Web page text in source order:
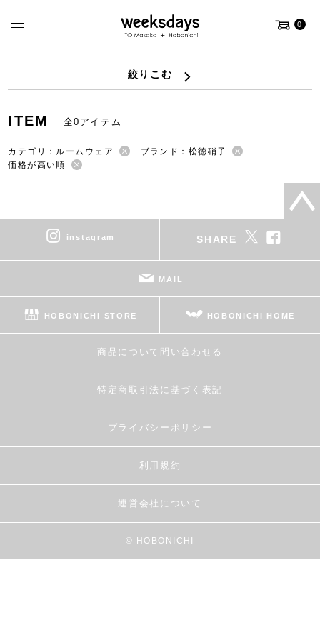
0
絞りこむ
ITEM 全0アイテム
カテゴリ：ルームウェア
ブランド：松徳硝子
価格が高い順
instagram SHARE
MAIL
HOBONICHI STORE HOBONICHI HOME
商品について問い合わせる
特定商取引法に基づく表記
プライバシーポリシー
利用規約
運営会社について
© HOBONICHI